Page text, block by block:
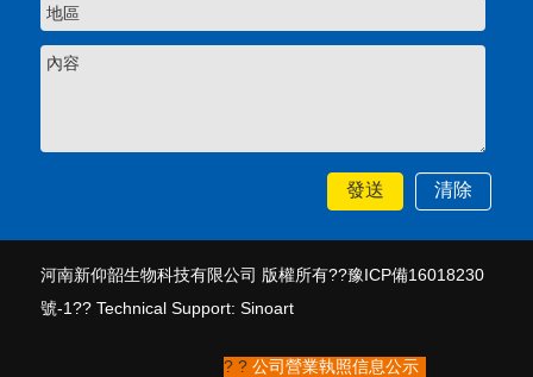
河南新仰韶生物科技有限公司 版權所有??豫ICP備16018230
號-1??Technical Support:Sinoart
? ?公司營業執照信息公示